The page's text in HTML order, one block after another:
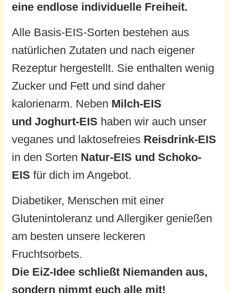
eine endlose individuelle Freiheit.
Alle Basis-EIS-Sorten bestehen aus
natürlichen Zutaten und nach eigener
Rezeptur hergestellt. Sie enthalten wenig
Zucker und Fett und sind daher
kalorienarm. Neben Milch-EIS
und Joghurt-EIS haben wir auch unser
veganes und laktosefreies Reisdrink-EIS
in den Sorten Natur-EIS und Schoko-
EIS für dich im Angebot.
Diabetiker, Menschen mit einer
Glutenintoleranz und Allergiker genießen
am besten unsere leckeren
Fruchtsorbets.
Die EiZ-Idee schließt Niemanden aus,
sondern nimmt euch alle mit!